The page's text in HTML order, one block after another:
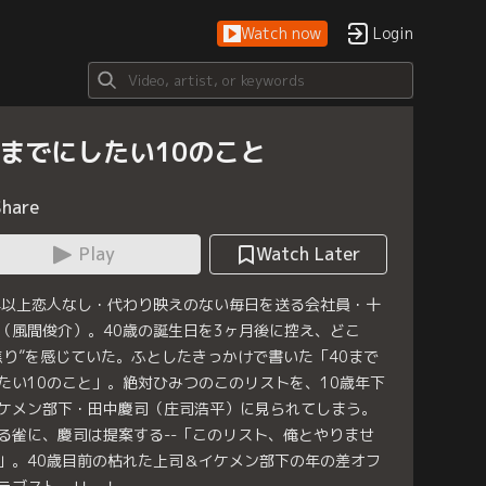
Watch now Login
でにしたい10のこと
Play
Watch Later
上恋人なし・代わり映えのない毎日を送る会社員・十
風間俊介）。40歳の誕生日を3ヶ月後に控え、どこ
り”を感じていた。ふとしたきっかけで書いた「40まで
い10のこと」。絶対ひみつのこのリストを、10歳年下
メン部下・田中慶司（庄司浩平）に見られてしまう。
雀に、慶司は提案する--「このリスト、俺とやりませ
。40歳目前の枯れた上司＆イケメン部下の年の差オフ